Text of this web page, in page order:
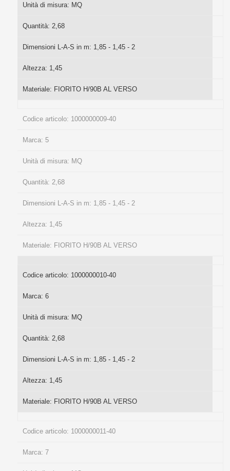
Unità di misura: MQ
Quantità: 2,68
Dimensioni L-A-S in m: 1,85 - 1,45 - 2
Altezza: 1,45
Materiale: FIORITO H/90B AL VERSO
Codice articolo: 1000000009-40
Marca: 5
Unità di misura: MQ
Quantità: 2,68
Dimensioni L-A-S in m: 1,85 - 1,45 - 2
Altezza: 1,45
Materiale: FIORITO H/90B AL VERSO
Codice articolo: 1000000010-40
Marca: 6
Unità di misura: MQ
Quantità: 2,68
Dimensioni L-A-S in m: 1,85 - 1,45 - 2
Altezza: 1,45
Materiale: FIORITO H/90B AL VERSO
Codice articolo: 1000000011-40
Marca: 7